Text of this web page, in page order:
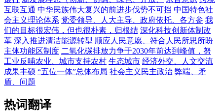
互联互通 中华民族伟大复兴的前进步伐势不可挡 中国特色社
会主义理论体系 党委领导、人大主导、政府依托、各方参 我
们的目标很宏伟，但也很朴素，归根结 深化科技创新体制改
革 深入推进清洁能源转型 顺应人民意愿、符合人民所思所盼
主体功能区制度 二氧化碳排放力争于2030年前达到峰值，努
工业反哺农业、城市支持农村 生态城市 经济外交、人文交流
成果丰硕 “五位一体”总体布局 社会主义民主政治 弊端、矛
盾、问题
热词翻译